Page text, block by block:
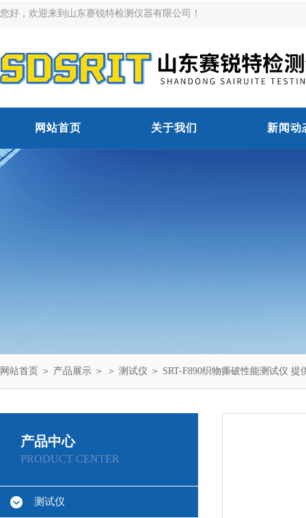
您好，欢迎来到山东赛锐特检测仪器有限公司！
网站首页 关于我们 新闻动
网站首页 ＞ 产品展示 ＞ ＞ 测试仪 ＞ SRT-F890织物撕破性能测试仪 提
产品中心
PRODUCT CENTER
测试仪